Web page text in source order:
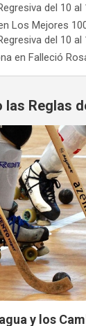
del 10 al
Los Mejores
del 10 al
en Falleció
las Reglas
y los